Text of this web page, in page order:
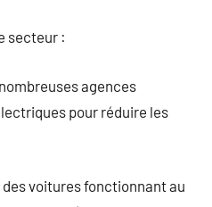
secteur :
agences
pour réduire les
voitures fonctionnant au